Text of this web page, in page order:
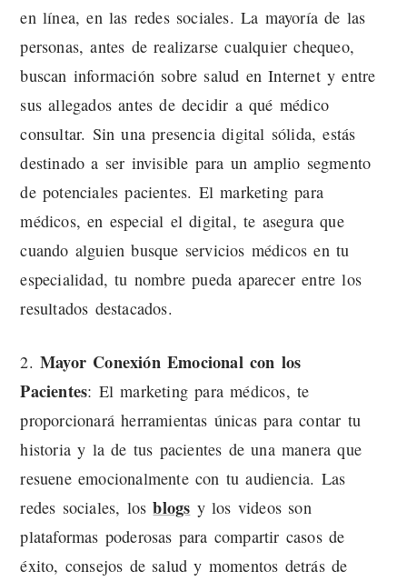
en línea, en las redes sociales. La mayoría de las
personas, antes de realizarse cualquier chequeo,
buscan información sobre salud en Internet y entre
sus allegados antes de decidir a qué médico
consultar. Sin una presencia digital sólida, estás
destinado a ser invisible para un amplio segmento
de potenciales pacientes. El marketing para
médicos, en especial el digital, te asegura que
cuando alguien busque servicios médicos en tu
especialidad, tu nombre pueda aparecer entre los
resultados destacados.
2.Mayor Conexión Emocional con los
Pacientes: El marketing para médicos, te
proporcionará herramientas únicas para contar tu
historia y la de tus pacientes de una manera que
resuene emocionalmente con tu audiencia. Las
redes sociales, losblogs y los videos son
plataformas poderosas para compartir casos de
éxito, consejos de salud y momentos detrás de